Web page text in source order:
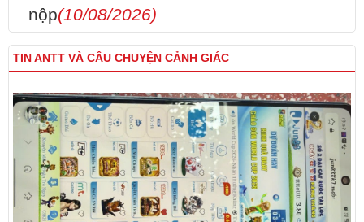
nộp(10/08/2026)
TIN ANTT VÀ CÂU CHUYỆN CẢNH GIÁC